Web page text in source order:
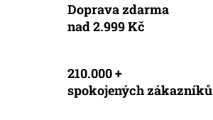
Doprava zdarma
nad 2.999 Kč
210.000 +
spokojených zákazníků